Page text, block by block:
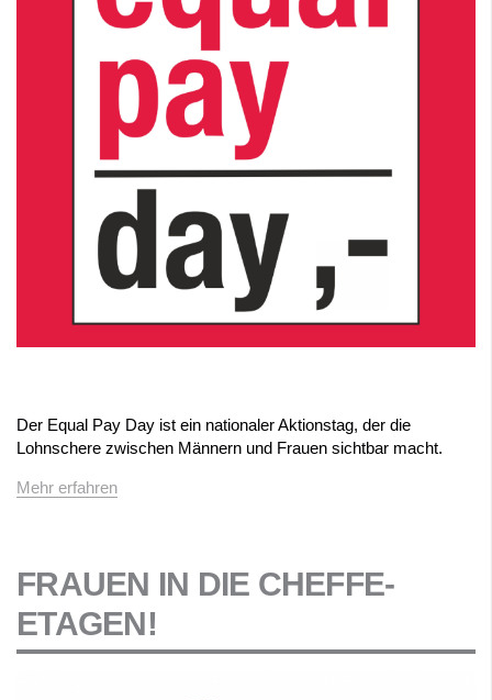
Der Equal Pay Day ist ein nationaler Aktionstag, der die
Lohnschere zwischen Männern und Frauen sichtbar macht.
Mehr erfahren
FRAUEN IN DIE CHEFFE-
ETAGEN!